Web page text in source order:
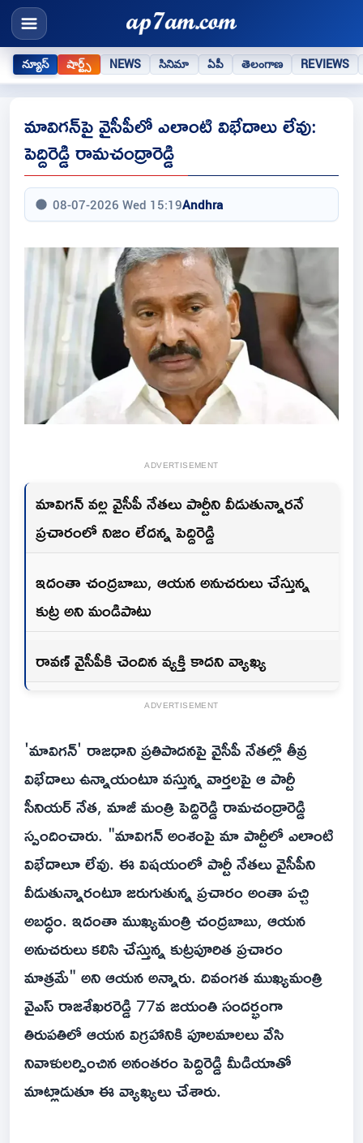
న్యూస్ షార్ట్స్ NEWS సినిమా ఏపీ తెలంగాణ REVIEWS
మావిగన్‌పై వైసీపీలో ఎలాంటి విభేదాలు లేవు:
పెద్దిరెడ్డి రామచంద్రారెడ్డి
08-07-2026 Wed 15:19Andhra
ADVERTISEMENT
మావిగన్ వల్ల వైసీపీ నేతలు పార్టీని వీడుతున్నారనే
ప్రచారంలో నిజం లేదన్న పెద్దిరెడ్డి
ఇదంతా చంద్రబాబు, ఆయన అనుచరులు చేస్తున్న
కుట్ర అని మండిపాటు
రావణ్ వైసీపీకి చెందిన వ్యక్తి కాదని వ్యాఖ్య
ADVERTISEMENT
'మావిగన్' రాజధాని ప్రతిపాదనపై వైసీపీ నేతల్లో తీవ్ర
విభేదాలు ఉన్నాయంటూ వస్తున్న వార్తలపై ఆ పార్టీ
సీనియర్ నేత, మాజీ మంత్రి పెద్దిరెడ్డి రామచంద్రారెడ్డి
స్పందించారు. "మావిగన్ అంశంపై మా పార్టీలో ఎలాంటి
విభేదాలూ లేవు. ఈ విషయంలో పార్టీ నేతలు వైసీపీని
వీడుతున్నారంటూ జరుగుతున్న ప్రచారం అంతా పచ్చి
అబద్ధం. ఇదంతా ముఖ్యమంత్రి చంద్రబాబు, ఆయన
అనుచరులు కలిసి చేస్తున్న కుట్రపూరిత ప్రచారం
మాత్రమే" అని ఆయన అన్నారు. దివంగత ముఖ్యమంత్రి
వైఎస్ రాజశేఖరరెడ్డి 77వ జయంతి సందర్భంగా
తిరుపతిలో ఆయన విగ్రహానికి పూలమాలలు వేసి
నివాళులర్పించిన అనంతరం పెద్దిరెడ్డి మీడియాతో
మాట్లాడుతూ ఈ వ్యాఖ్యలు చేశారు.